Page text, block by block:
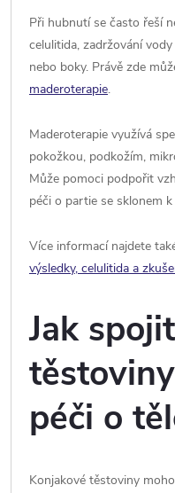
Při hubnutí se často řeší
celulitida, zadržování
nebo boky. Právě zde
maderoterapie.
Maderoterapie využívá
pokožkou, podkožím,
Může pomoci podpořit
péči o partie se sklonem
Více informací najdete
výsledky, celulitida a
Jak
péči o
Konjakové těstoviny